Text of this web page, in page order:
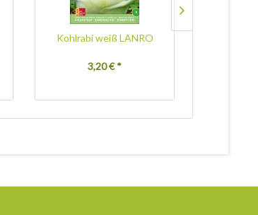
Kohlrabi weiß LANRO
3,20 € *